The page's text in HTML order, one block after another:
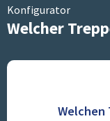
Konfigurator
Welcher
Welchen